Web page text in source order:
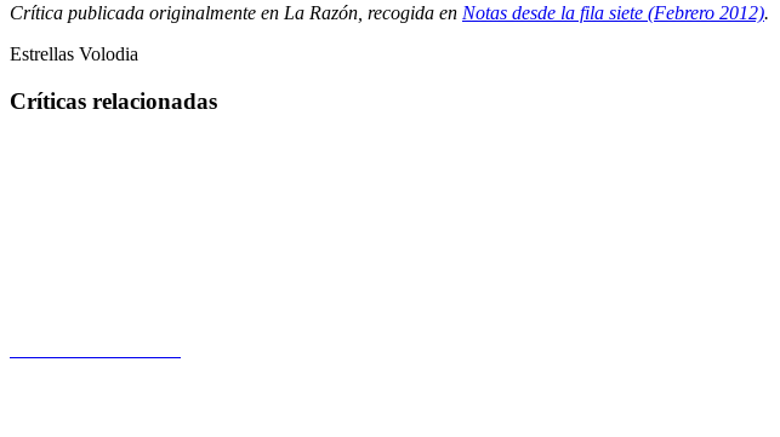
Crítica publicada originalmente en La Razón, recogida en Notas desde la fila siete (Febrero 2012).
Estrellas Volodia
Críticas relacionadas